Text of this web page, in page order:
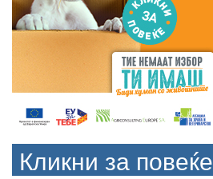
Кликни за повеќе